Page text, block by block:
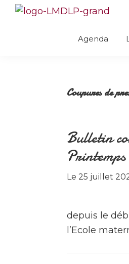
Skip
Skip
Skip
Skip
Agenda
Coupures de
Bulletin
Printemps
Le 25 juillet
depuis le
l’Ecole